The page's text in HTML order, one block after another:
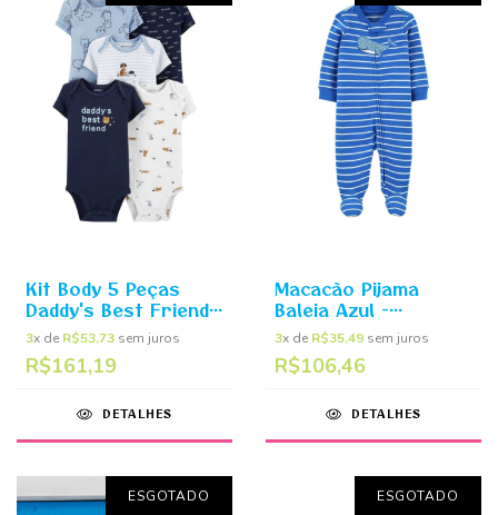
Kit Body 5 Peças
Daddy's Best Friend -
Carter's
3x de R$53,73 sem juros
R$161,19
DETALHES
Macacão Pijama
Baleia Azul -
Carter's
3x de R$35,49 sem juros
R$106,46
DETALHES
ESGOTADO ESGOTADO